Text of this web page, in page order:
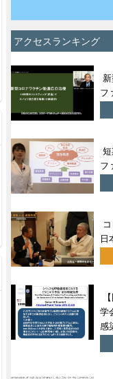
アクセスランキング
フ
フ
日
学
感